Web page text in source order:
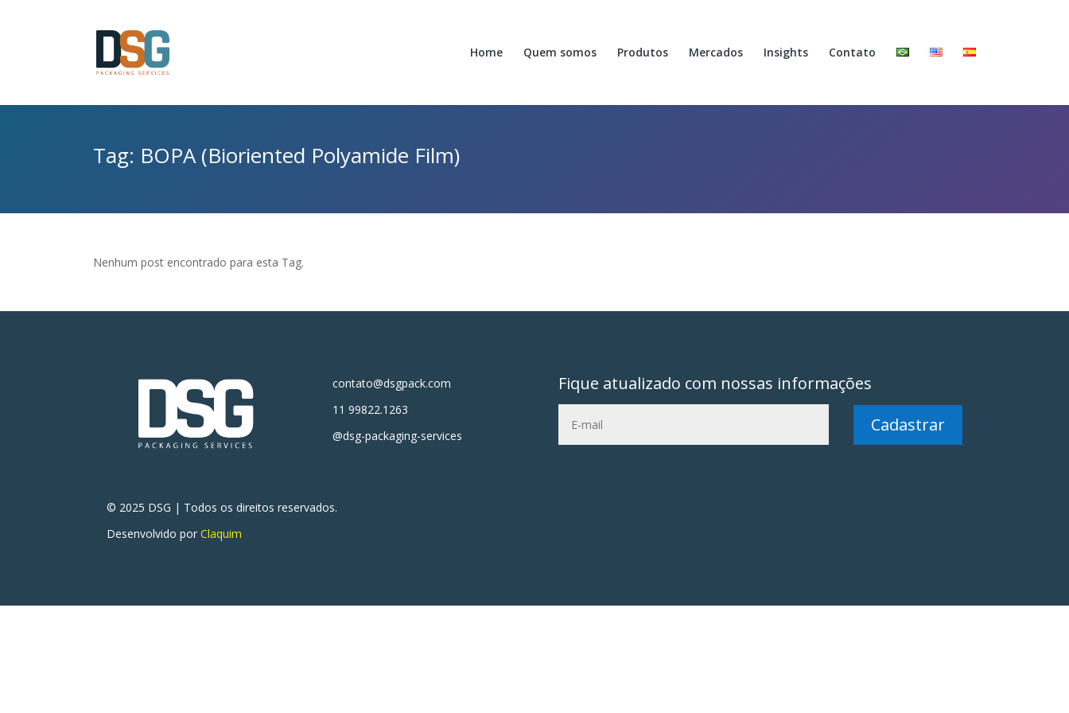
Home Quem somos Produtos Mercados Insights Contato
Tag: BOPA (Bioriented Polyamide Film)
Nenhum post encontrado para esta Tag.
contato@dsgpack.com
11 99822.1263
@dsg-packaging-services
Fique atualizado com nossas informações
Cadastrar
© 2025 DSG | Todos os direitos reservados.
Desenvolvido porClaquim